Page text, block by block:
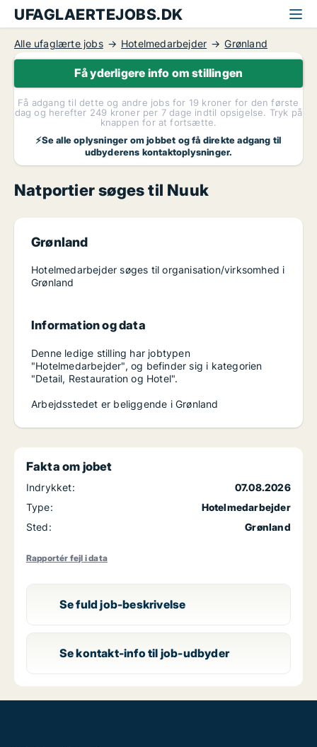
UFAGLAERTEJOBS.DK
Alle ufaglærte jobs Hotelmedarbejder Grønland
Få yderligere info om stillingen
Få adgang til dette og andre jobs for 19 kroner for den første
dag og herefter 249 kroner per 7 dage indtil opsigelse. Tryk på
knappen for at fortsætte.
⚡Se alle oplysninger om jobbet og få direkte adgang til
udbyderens kontaktoplysninger.
Natportier søges til Nuuk
Grønland
Hotelmedarbejder søges til organisation/virksomhed i
Grønland
Information og data
Denne ledige stilling har jobtypen
"Hotelmedarbejder", og befinder sig i kategorien
"Detail, Restauration og Hotel".
Arbejdsstedet er beliggende i Grønland
Fakta om jobet
Indrykket:
07.08.2026
Type:
Hotelmedarbejder
Sted:
Grønland
Rapportér fejl i data
Se fuld job-beskrivelse
Se kontakt-info til job-udbyder